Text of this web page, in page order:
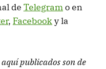
de Telegramo en
, Facebooky la
publicados son de